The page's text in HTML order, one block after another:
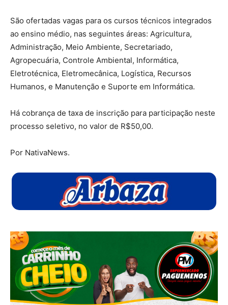
São ofertadas vagas para os cursos técnicos integrados
ao ensino médio, nas seguintes áreas: Agricultura,
Administração, Meio Ambiente, Secretariado,
Agropecuária, Controle Ambiental, Informática,
Eletrotécnica, Eletromecânica, Logística, Recursos
Humanos, e Manutenção e Suporte em Informática.
Há cobrança de taxa de inscrição para participação neste
processo seletivo, no valor de R$50,00.
Por NativaNews.